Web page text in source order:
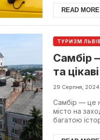
READ MORE
ТУРИЗМ ЛЬВІВ
Самбір
та
29 Серпня, 2024
Самбір — це
місто на
багатою